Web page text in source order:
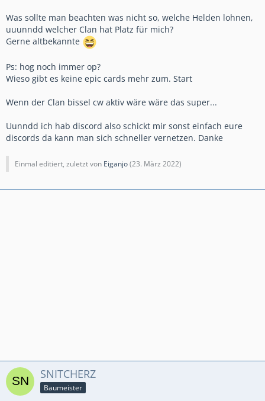
Was sollte man beachten was nicht so, welche Helden lohnen,
uuunndd welcher Clan hat Platz für mich?
Gerne altbekannte
Ps: hog noch immer op?
Wieso gibt es keine epic cards mehr zum. Start
Wenn der Clan bissel cw aktiv wäre wäre das super...
Uunndd ich hab discord also schickt mir sonst einfach eure
discords da kann man sich schneller vernetzen. Danke
Einmal editiert, zuletzt von Eiganjo(23. März 2022)
SNITCHERZ
Baumeister